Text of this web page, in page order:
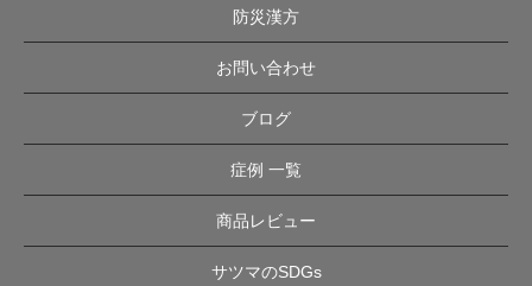
防災漢方
お問い合わせ
ブログ
症例 一覧
商品レビュー
サツマのSDGs